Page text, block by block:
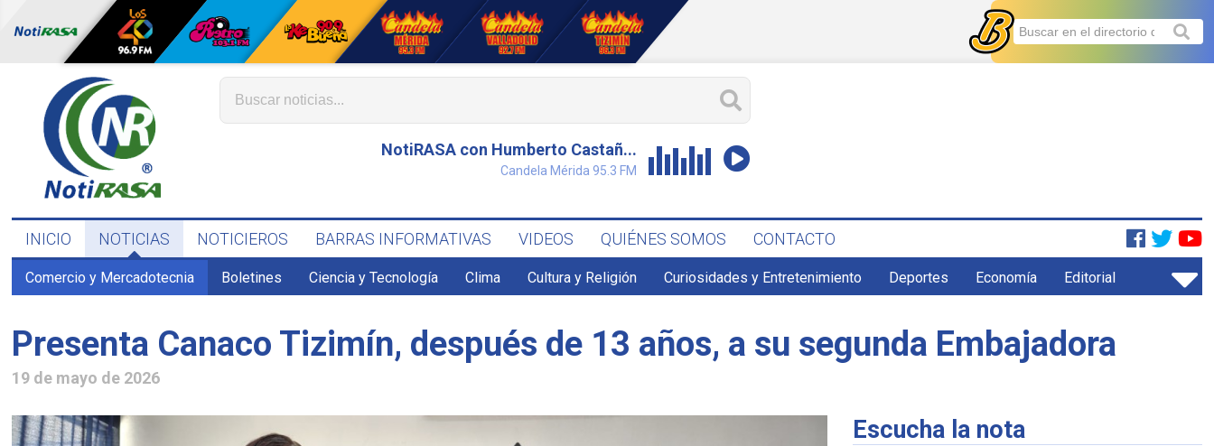
NotiRASA con Humberto Castañ...
Candela Mérida 95.3 FM
INICIO NOTICIAS NOTICIEROS BARRAS INFORMATIVAS VIDEOS QUIÉNES SOMOS CONTACTO
Comercio y Mercadotecnia Boletines Ciencia y Tecnología Clima Cultura y Religión Curiosidades y Entretenimiento Deportes Economía Editorial
Presenta Canaco Tizimín, después de 13 años, a su segunda Embajadora
19 de mayo de 2026
Escucha la nota